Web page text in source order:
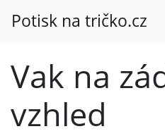
Potisk na tričko.cz
Vak na
vzhled